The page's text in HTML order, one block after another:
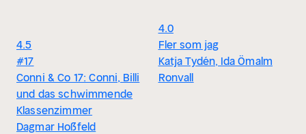
4.5
#17
Conni & Co 17: Conni, Billi
und das schwimmende
Klassenzimmer
Dagmar Hoßfeld
4.0
Fler som jag
Katja Tydén, Ida Ömalm
Ronvall